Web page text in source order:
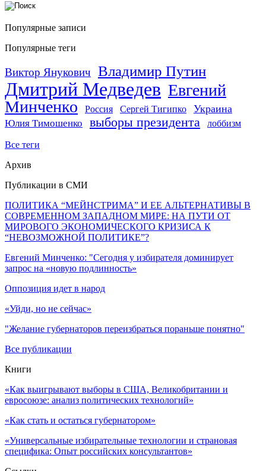
Популярные записи
Популярные теги
Виктор Янукович Владимир Путин
Дмитрий Медведев Евгений
Минченко
Россия Сергей Тигипко Украина
Юлия Тимошенко выборы президента лоббизм
Все теги
Архив
Публикации в СМИ
ПОЛИТИКА “МЕЙНСТРИМА” И ЕЕ АЛЬТЕРНАТИВЫ В
СОВРЕМЕННОМ ЗАПАДНОМ МИРЕ: НА ПУТИ ОТ
МИРОВОГО ЭКОНОМИЧЕСКОГО КРИЗИСА К
“НЕВОЗМОЖНОЙ ПОЛИТИКЕ”?
Евгений Минченко: "Сегодня у избирателя доминирует
запрос на «новую подлинность»
Оппозиция идет в народ
«Уйди, но не сейчас»
"Желание губернаторов переизбраться пораньше понятно"
Все публикации
Книги
«Как выигрывают выборы в США, Великобритании и
евросоюзе: анализ политических технологий»
«Как стать и остаться губернатором»
«Универсальные избирательные технологии и страновая
специфика: Опыт российских консультантов»